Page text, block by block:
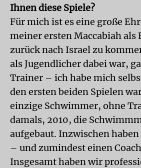
Ihnen diese Spiele?
Für mich ist es eine große
meiner ersten Maccabiah als
zurück nach Israel zu
als Jugendlicher dabei war,
Trainer – ich habe mich
den ersten beiden Spielen
einzige Schwimmer, ohne
damals, 2010, die
aufgebaut. Inzwischen
– und zumindest einen
Insgesamt haben wir